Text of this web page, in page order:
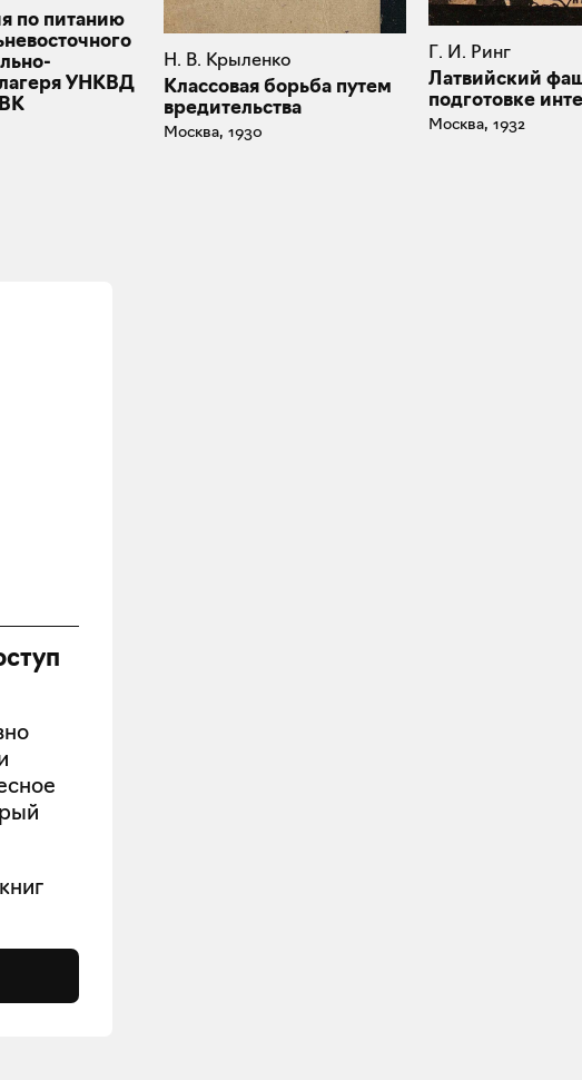
по питанию
УНКВД
Н. В. Крыленко
Классовая борьба путем
вредительства
Москва, 1930
Г. И. Ринг
Латвийский
подготовке
Москва, 1932